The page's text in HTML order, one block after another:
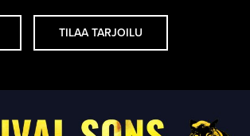
TILAA TARJOILU